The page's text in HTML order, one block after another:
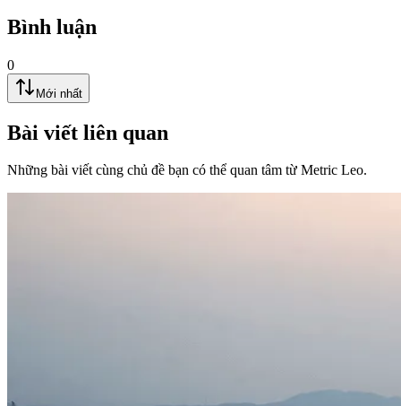
Bình luận
0
Mới nhất
Bài viết liên quan
Những bài viết cùng chủ đề bạn có thể quan tâm từ Metric Leo.